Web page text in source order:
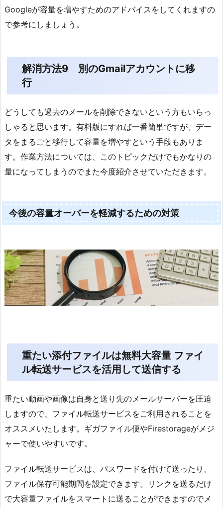
Googleが容量を増やすためのアドバイスをしてくれますの
で参考にしましょう。
解消方法9 別のGmailアカウントに移
行
どうしても過去のメールを削除できないという方もいらっ
しゃると思います。有料版にすれば一番簡単ですが、デー
タをまるごと移行して容量を増やすという手段もありま
す。作業方法については、このトピックだけでもかなりの
量になってしまうのでまた今度紹介させていただきます。
今後の容量オーバーを軽減するための対策
重たい添付ファイルは無料大容量 ファイ
ル転送サービスを活用して送信する
重たい動画や画像は自身と送り先のメールサーバーを圧迫
しますので、ファイル転送サービスをご利用されることを
オススメいたします。ギガファイル便やFirestorageがメジ
ャーで使いやすいです。
ファイル転送サービスは、パスワードを付けて送ったり、
ファイル保存可能期間を設定できます。リンクを送るだけ
で大容量ファイルをスマートに送ることができますのでメ